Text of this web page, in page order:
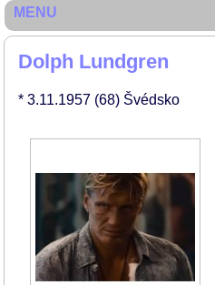
Dolph Lundgren
* 3.11.1957 (68) Švédsko
MENU